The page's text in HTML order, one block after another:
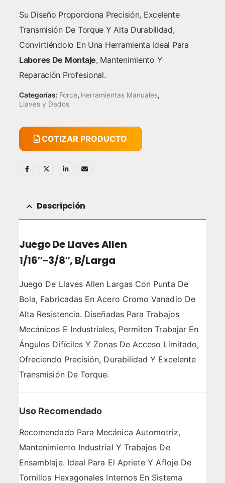
Su Diseño Proporciona Precisión, Excelente
Transmisión De Torque Y Alta Durabilidad,
Convirtiéndolo En Una Herramienta Ideal Para
Labores De Montaje, Mantenimiento Y
Reparación Profesional.
Categorías: Force, Herramientas Manuales,
Llaves y Dados
COTIZAR PRODUCTO
Descripción
Juego De Llaves Allen
1/16″-3/8″, B/Larga
Juego De Llaves Allen Largas Con Punta De
Bola, Fabricadas En Acero Cromo Vanadio De
Alta Resistencia. Diseñadas Para Trabajos
Mecánicos E Industriales, Permiten Trabajar En
Ángulos Difíciles Y Zonas De Acceso Limitado,
Ofreciendo Precisión, Durabilidad Y Excelente
Transmisión De Torque.
Uso Recomendado
Recomendado Para Mecánica Automotriz,
Mantenimiento Industrial Y Trabajos De
Ensamblaje. Ideal Para El Apriete Y Afloje De
Tornillos Hexagonales Internos En Sistema